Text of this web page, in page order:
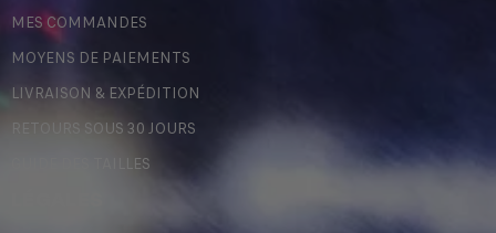
MES COMMANDES
MOYENS DE PAIEMENTS
LIVRAISON & EXPÉDITION
RETOURS SOUS 30 JOURS
GUIDE DES TAILLES